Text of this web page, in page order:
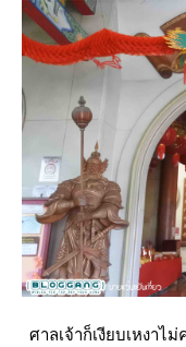
ศาลเจ้าก็เงียบเหงาไ